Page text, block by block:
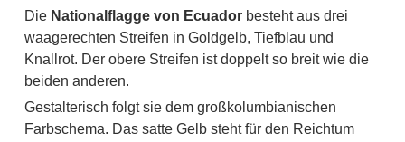
Die Nationalflagge von Ecuador besteht aus drei
waagerechten Streifen in Goldgelb, Tiefblau und
Knallrot. Der obere Streifen ist doppelt so breit wie die
beiden anderen.
Gestalterisch folgt sie dem großkolumbianischen
Farbschema. Das satte Gelb steht für den Reichtum